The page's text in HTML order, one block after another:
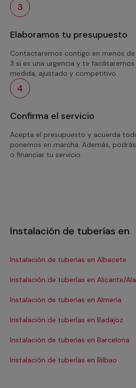
3
Elaboramos tu presupuesto
Contactaremos contigo en menos
3 si es una urgencia y te
medida, ajustado y competitivo.
4
Confirma el servicio
Acepta el presupuesto y acuerda
ponernos en marcha. Además,
o financiar tu servicio.
Instalación de tuberías en
Instalación de tuberías en Albacete
Instalación de tuberías en Alicante/
Instalación de tuberías en Almería
Instalación de tuberías en Badajoz
Instalación de tuberías en Barcelona
Instalación de tuberías en Bilbao